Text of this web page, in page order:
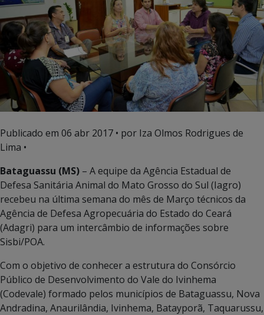
Publicado em 06 abr 2017 • por Iza Olmos Rodrigues de
Lima •
Bataguassu (MS) – A equipe da Agência Estadual de
Defesa Sanitária Animal do Mato Grosso do Sul (Iagro)
recebeu na última semana do mês de Março técnicos da
Agência de Defesa Agropecuária do Estado do Ceará
(Adagri) para um intercâmbio de informações sobre
Sisbi/POA.
Com o objetivo de conhecer a estrutura do Consórcio
Público de Desenvolvimento do Vale do Ivinhema
(Codevale) formado pelos municípios de Bataguassu, Nova
Andradina, Anaurilândia, Ivinhema, Batayporã, Taquarussu,